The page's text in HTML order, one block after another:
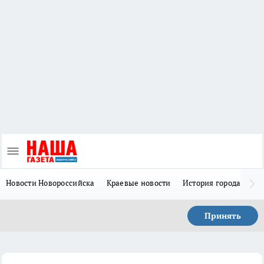
Новости Новороссийска Краевые новости История города Н
Принять